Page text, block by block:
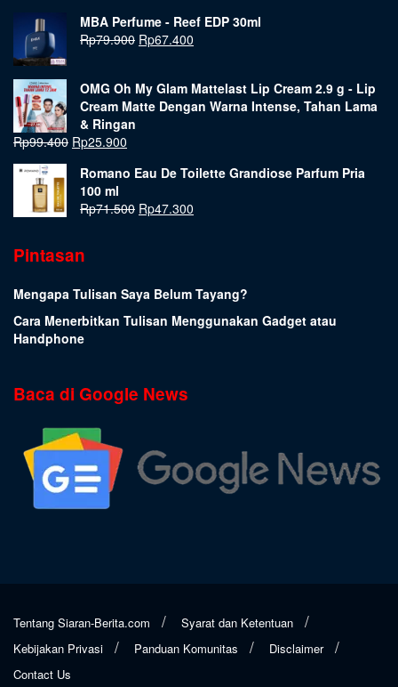
MBA Perfume - Reef EDP 30ml
Rp79.900 Rp67.400
OMG Oh My Glam Mattelast Lip Cream 2.9 g - Lip
Cream Matte Dengan Warna Intense, Tahan Lama
& Ringan
Rp99.400 Rp25.900
Romano Eau De Toilette Grandiose Parfum Pria
100 ml
Rp71.500 Rp47.300
Pintasan
Mengapa Tulisan Saya Belum Tayang?
Cara Menerbitkan Tulisan Menggunakan Gadget atau
Handphone
Baca di Google News
Tentang Siaran-Berita.com
Syarat dan Ketentuan
Kebijakan Privasi
Panduan Komunitas
Disclaimer
Contact Us